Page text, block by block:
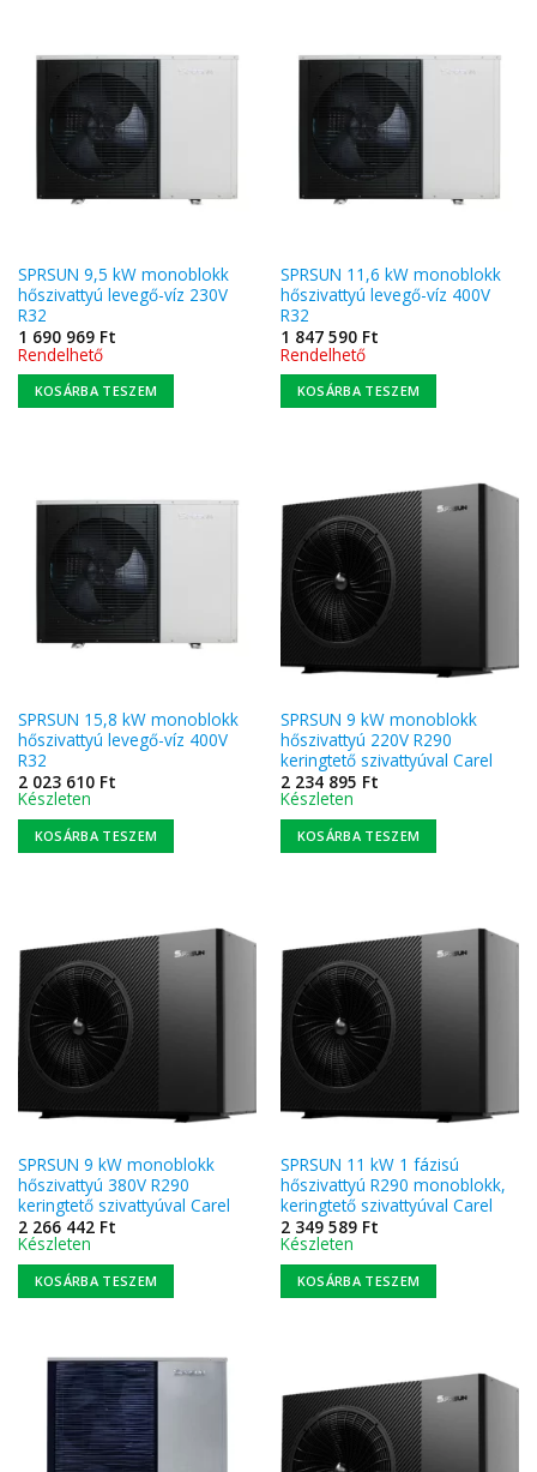
SPRSUN 9,5 kW monoblokk
hőszivattyú levegő-víz 230V
R32
1 690 969 Ft
Rendelhető
KOSÁRBA TESZEM
SPRSUN 11,6 kW monoblokk
hőszivattyú levegő-víz 400V
R32
1 847 590 Ft
Rendelhető
KOSÁRBA TESZEM
SPRSUN 15,8 kW monoblokk
hőszivattyú levegő-víz 400V
R32
2 023 610 Ft
Készleten
KOSÁRBA TESZEM
SPRSUN 9 kW monoblokk
hőszivattyú 220V R290
keringtető szivattyúval Carel
2 234 895 Ft
Készleten
KOSÁRBA TESZEM
SPRSUN 9 kW monoblokk
hőszivattyú 380V R290
keringtető szivattyúval Carel
2 266 442 Ft
Készleten
KOSÁRBA TESZEM
SPRSUN 11 kW 1 fázisú
hőszivattyú R290 monoblokk,
keringtető szivattyúval Carel
2 349 589 Ft
Készleten
KOSÁRBA TESZEM